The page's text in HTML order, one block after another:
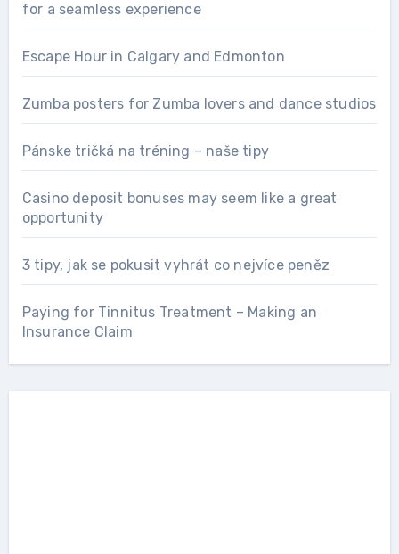
for a seamless experience
Escape Hour in Calgary and Edmonton
Zumba posters for Zumba lovers and dance studios
Pánske tričká na tréning – naše tipy
Casino deposit bonuses may seem like a great
opportunity
3 tipy, jak se pokusit vyhrát co nejvíce peněz
Paying for Tinnitus Treatment – Making an
Insurance Claim